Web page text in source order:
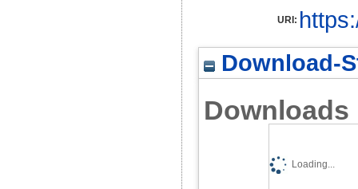
URI:
Download-
Downloads
Loading...